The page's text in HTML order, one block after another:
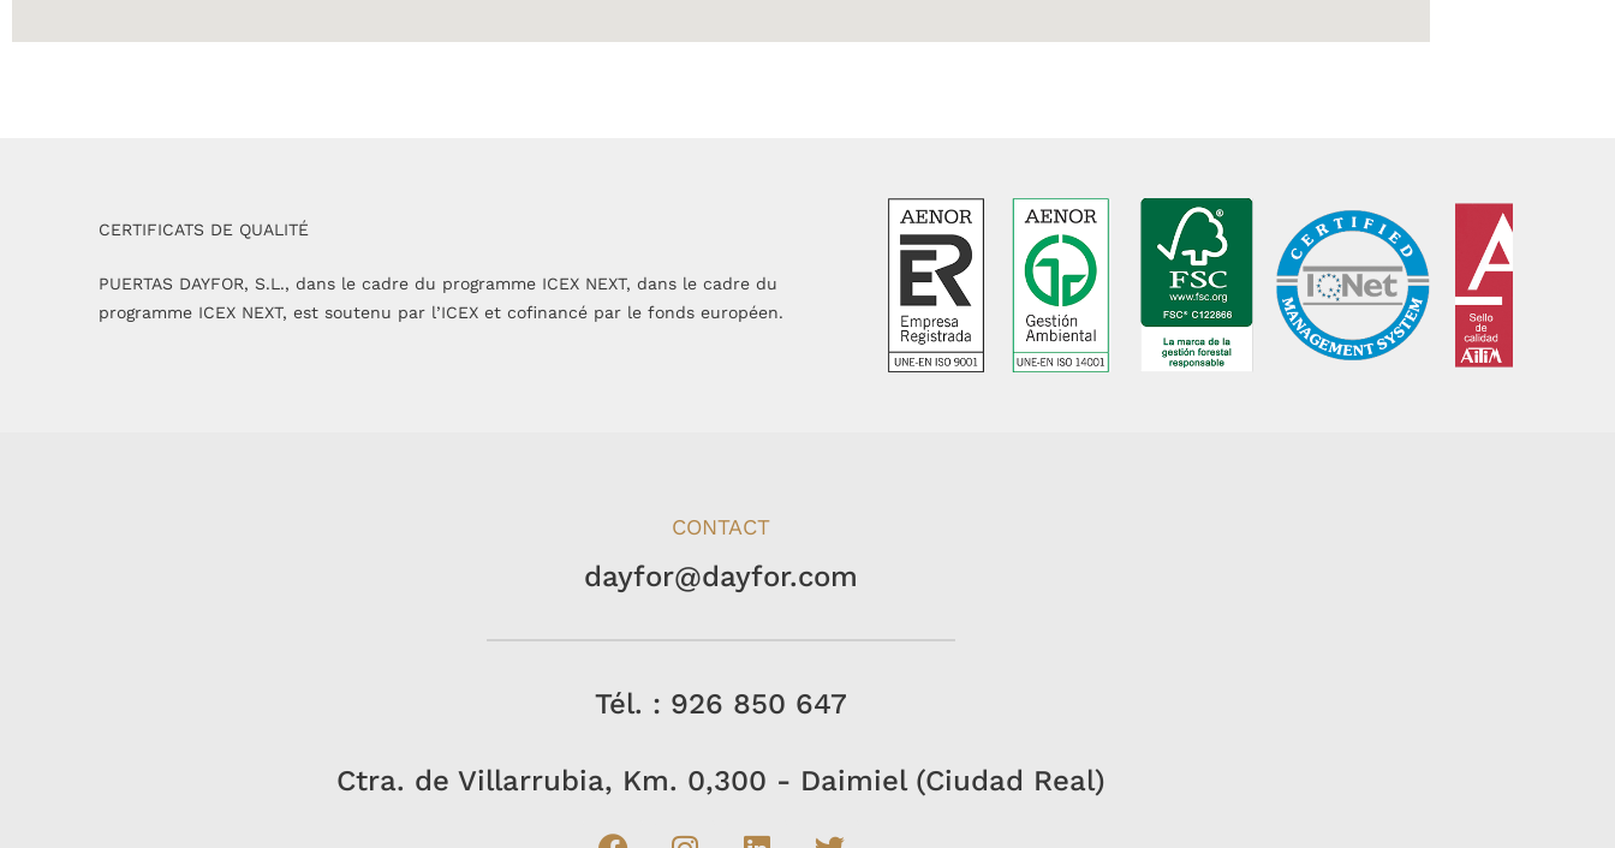
CERTIFICATS DE QUALITÉ
PUERTAS DAYFOR, S.L., dans le cadre du programme ICEX NEXT, dans le cadre du
programme ICEX NEXT, est soutenu par l’ICEX et cofinancé par le fonds européen.
CONTACT
dayfor@dayfor.com
Tél. : 926 850 647
Ctra. de Villarrubia, Km. 0,300 - Daimiel (Ciudad Real)